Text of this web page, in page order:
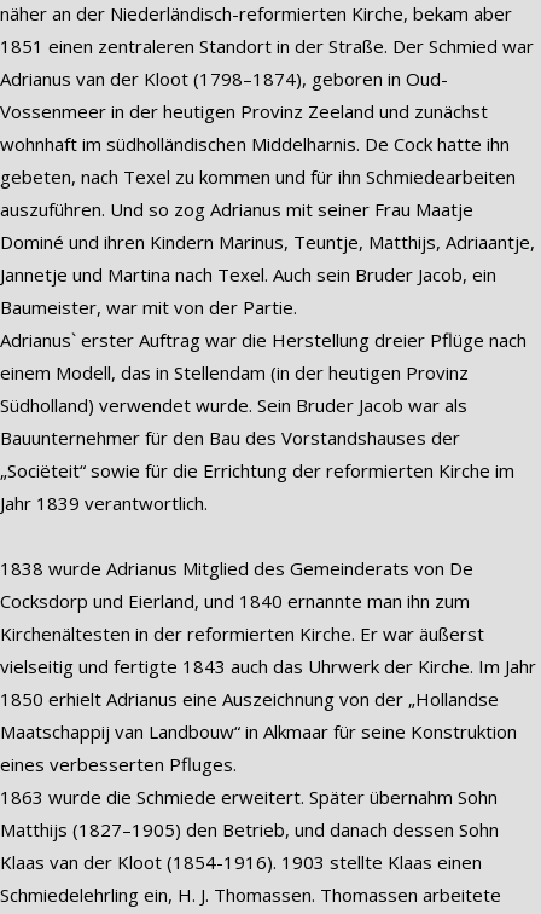
näher an der Niederländisch-reformierten Kirche, bekam aber
1851 einen zentraleren Standort in der Straße. Der Schmied war
Adrianus van der Kloot (1798–1874), geboren in Oud-
Vossenmeer in der heutigen Provinz Zeeland und zunächst
wohnhaft im südholländischen Middelharnis. De Cock hatte ihn
gebeten, nach Texel zu kommen und für ihn Schmiedearbeiten
auszuführen. Und so zog Adrianus mit seiner Frau Maatje
Dominé und ihren Kindern Marinus, Teuntje, Matthijs, Adriaantje,
Jannetje und Martina nach Texel. Auch sein Bruder Jacob, ein
Baumeister, war mit von der Partie.
Adrianus` erster Auftrag war die Herstellung dreier Pflüge nach
einem Modell, das in Stellendam (in der heutigen Provinz
Südholland) verwendet wurde. Sein Bruder Jacob war als
Bauunternehmer für den Bau des Vorstandshauses der
„Sociëteit“ sowie für die Errichtung der reformierten Kirche im
Jahr 1839 verantwortlich.
1838 wurde Adrianus Mitglied des Gemeinderats von De
Cocksdorp und Eierland, und 1840 ernannte man ihn zum
Kirchenältesten in der reformierten Kirche. Er war äußerst
vielseitig und fertigte 1843 auch das Uhrwerk der Kirche. Im Jahr
1850 erhielt Adrianus eine Auszeichnung von der „Hollandse
Maatschappij van Landbouw“ in Alkmaar für seine Konstruktion
eines verbesserten Pfluges.
1863 wurde die Schmiede erweitert. Später übernahm Sohn
Matthijs (1827–1905) den Betrieb, und danach dessen Sohn
Klaas van der Kloot (1854-1916). 1903 stellte Klaas einen
Schmiedelehrling ein, H. J. Thomassen. Thomassen arbeitete